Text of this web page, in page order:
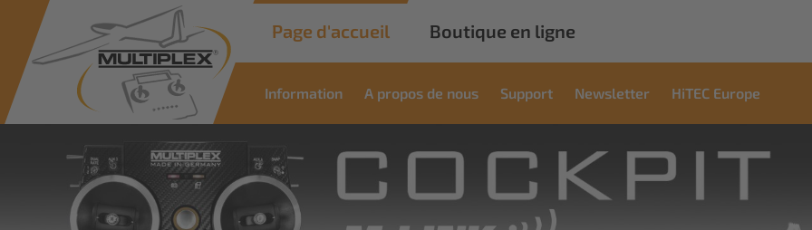
Page d'accueil Boutique en ligne
Information A propos de nous Support Newsletter HiTEC Europe
Commercial